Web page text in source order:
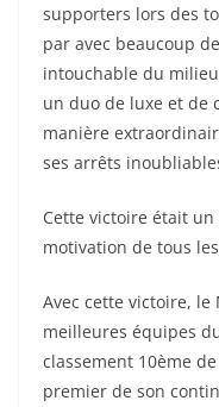
supporters lors des
par avec beaucoup
intouchable du
un duo de luxe et de
manière
ses arrêts
Cette victoire était
motivation de tous
Avec cette victoire, le
meilleures équipes
classement 10ème
premier de son